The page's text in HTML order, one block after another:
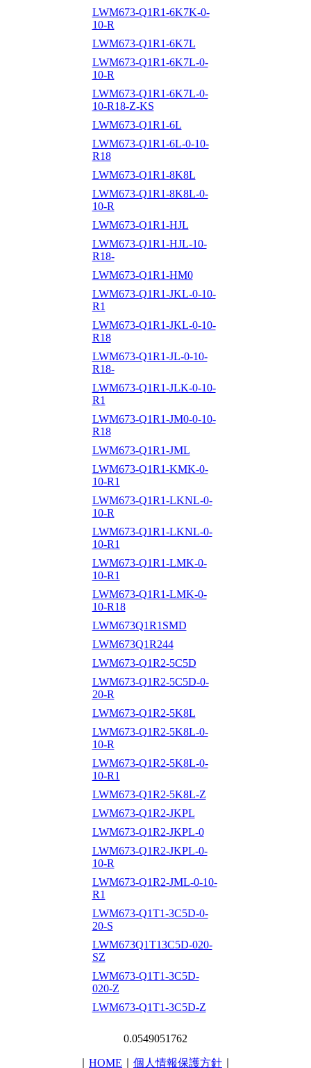
LWM673-Q1R1-6K7K-0-
10-R
LWM673-Q1R1-6K7L
LWM673-Q1R1-6K7L-0-
10-R
LWM673-Q1R1-6K7L-0-
10-R18-Z-KS
LWM673-Q1R1-6L
LWM673-Q1R1-6L-0-10-
R18
LWM673-Q1R1-8K8L
LWM673-Q1R1-8K8L-0-
10-R
LWM673-Q1R1-HJL
LWM673-Q1R1-HJL-10-
R18-
LWM673-Q1R1-HM0
LWM673-Q1R1-JKL-0-10-
R1
LWM673-Q1R1-JKL-0-10-
R18
LWM673-Q1R1-JL-0-10-
R18-
LWM673-Q1R1-JLK-0-10-
R1
LWM673-Q1R1-JM0-0-10-
R18
LWM673-Q1R1-JML
LWM673-Q1R1-KMK-0-
10-R1
LWM673-Q1R1-LKNL-0-
10-R
LWM673-Q1R1-LKNL-0-
10-R1
LWM673-Q1R1-LMK-0-
10-R1
LWM673-Q1R1-LMK-0-
10-R18
LWM673Q1R1SMD
LWM673Q1R244
LWM673-Q1R2-5C5D
LWM673-Q1R2-5C5D-0-
20-R
LWM673-Q1R2-5K8L
LWM673-Q1R2-5K8L-0-
10-R
LWM673-Q1R2-5K8L-0-
10-R1
LWM673-Q1R2-5K8L-Z
LWM673-Q1R2-JKPL
LWM673-Q1R2-JKPL-0
LWM673-Q1R2-JKPL-0-
10-R
LWM673-Q1R2-JML-0-10-
R1
LWM673-Q1T1-3C5D-0-
20-S
LWM673Q1T13C5D-020-
SZ
LWM673-Q1T1-3C5D-
020-Z
LWM673-Q1T1-3C5D-Z
0.0549051762
HOME 個人情報保護方針